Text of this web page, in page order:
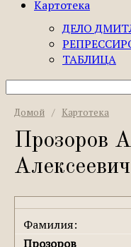
Картотека
ДЕЛО
ТАБЛИЦА
Домой / Картотека
Прозоров
Фамилия:
Прозоров